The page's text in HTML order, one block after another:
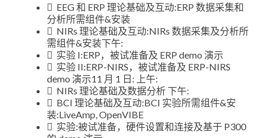
 EEG 和 ERP 理论基础及互动:ERP 数据采集和
分析所需组件&安装
 NIRs 理论基础及互动:NIRs 数据采集及分析所
需组件&安装下午:
 实验 I:ERP，被试准备及 ERP demo 演示
 实验 II:ERP-NIRS，被试准备及 ERP-NIRS
demo 演示11 月 1 日: 上午:
 NIRs 理论基础及数据分析 下午:
 BCI 理论基础及互动:BCI 实验所需组件&安
装:LiveAmp, OpenVIBE
 实验:被试准备，硬件设置和连接及基于 P300